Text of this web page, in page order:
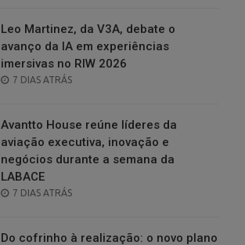
Leo Martinez, da V3A, debate o
avanço da IA em experiências
imersivas no RIW 2026
POSTED
7 DIAS ATRÁS
Avantto House reúne líderes da
aviação executiva, inovação e
negócios durante a semana da
LABACE
POSTED
7 DIAS ATRÁS
Do cofrinho à realização: o novo plano